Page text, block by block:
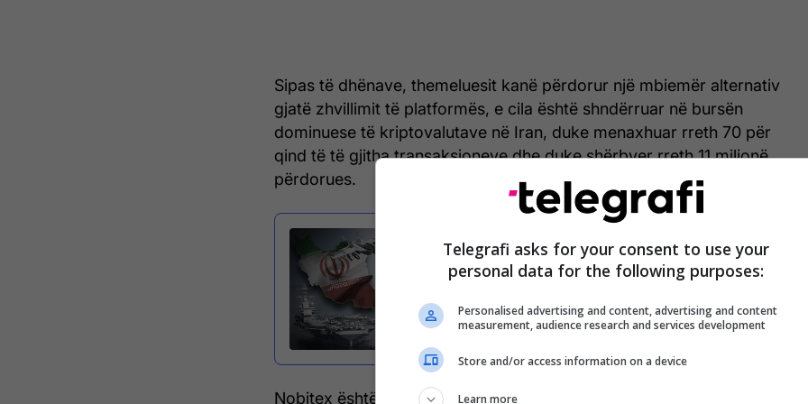
Sipas të dhënave, themeluesit kanë përdorur një mbiemër alternativ
gjatë zhvillimit të platformës, e cila është shndërruar në bursën
dominuese të kriptovalutave në Iran, duke menaxhuar rreth 70 për
qind të të gjitha transaksioneve dhe duke shërbyer rreth 11 milionë
përdorues.
Mbi dy muaj që nga fillimi i luftës së SHBA-
së dhe Izraelit me Iranin - MINUTË PAS
MINUTE
Nobitex është kthyer në një qendër të rëndësishme financiare që,
Telegrafi asks for your consent to use your
personal data for the following purposes:
Personalised advertising and content, advertising and content
measurement, audience research and services development
Store and/or access information on a device
Learn more